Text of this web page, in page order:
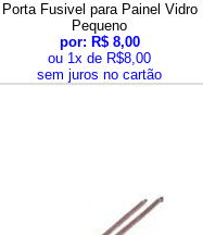
Porta Fusivel para Painel Vidro
Pequeno
por: R$ 8,00
ou 1x de R$8,00
sem juros no cartão